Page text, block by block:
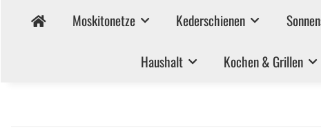
Moskitonetze Kederschienen
Haushalt Kochen & Grillen